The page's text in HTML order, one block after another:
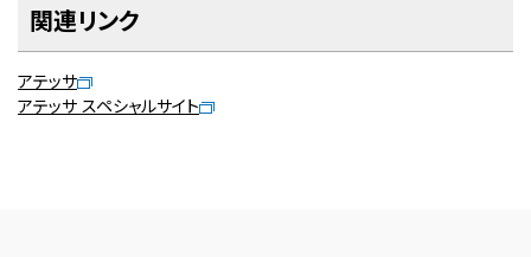
関連リンク
アテッサ
アテッサ スペシャルサイト